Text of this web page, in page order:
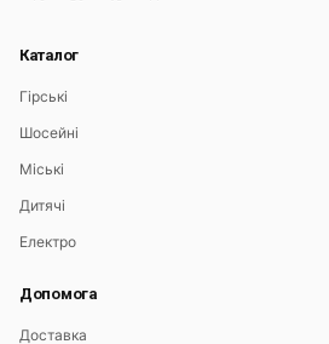
Каталог
Гірські
Шосейні
Міські
Дитячі
Електро
Допомога
Доставка